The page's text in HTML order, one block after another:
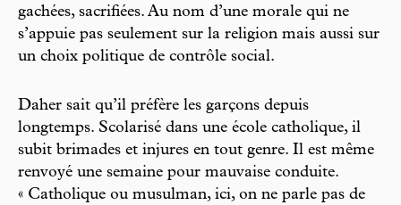
gachées, sacrifiées. Au nom d’une morale qui ne
s’appuie pas seulement sur la religion mais aussi sur
un choix politique de contrôle social.
Daher sait qu’il préfère les garçons depuis
longtemps. Scolarisé dans une école catholique, il
subit brimades et injures en tout genre. Il est même
renvoyé une semaine pour mauvaise conduite.
« Catholique ou musulman, ici, on ne parle pas de